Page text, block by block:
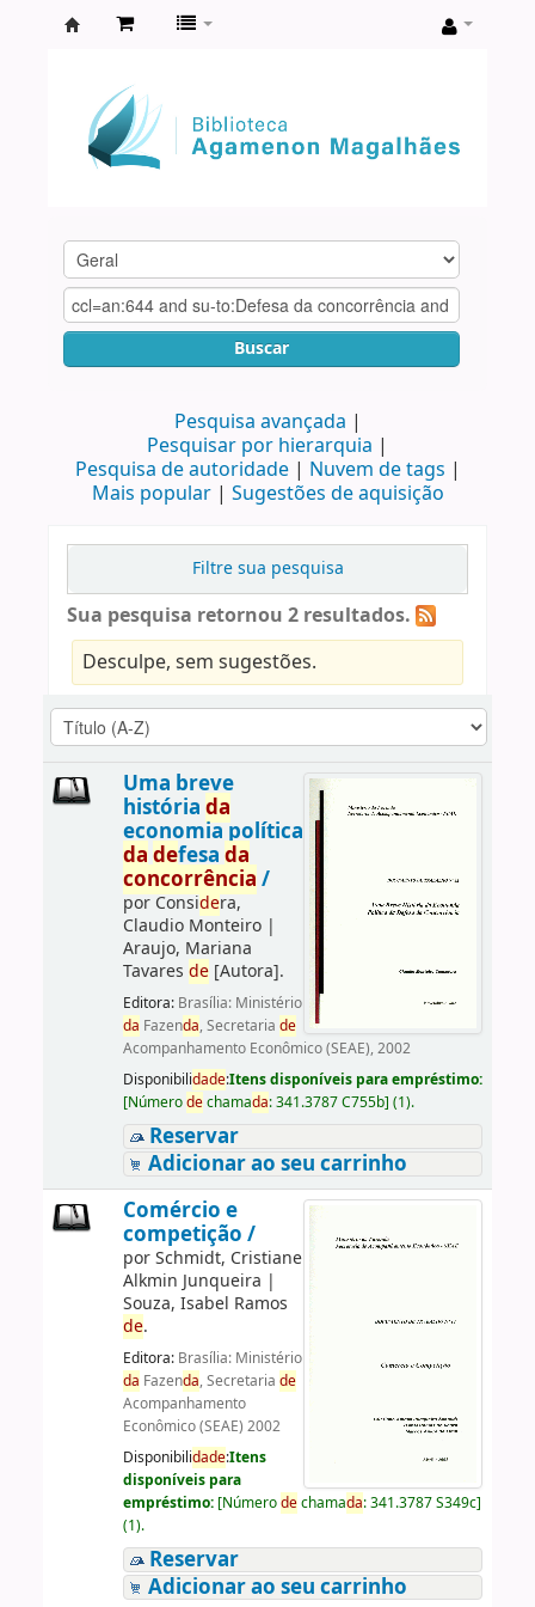
Agamenon
Magalhães
Buscar
Pesquisa avançada
Pesquisar por hierarquia
Pesquisa de autoridade
Nuvem de tags
Mais popular
Sugestões de aquisição
Filtre sua pesquisa
Sua pesquisa retornou 2 resultados.
Desculpe, sem sugestões.
Uma breve
história da
economia política
da defesa da
concorrência /
porConsidera,
Claudio Monteiro|
Araujo, Mariana
Tavares de[Autora].
Editora: Brasília: Ministério
da Fazenda, Secretaria de
Acompanhamento Econômico (SEAE), 2002
Disponibilidade:Itens disponíveis para empréstimo:
[Númerodechamada:341.3787 C755b] (1).
Reservar
Adicionar ao seu carrinho
Comércio e
competição /
porSchmidt, Cristiane
Alkmin Junqueira |
Souza, Isabel Ramos
de.
Editora: Brasília: Ministério
da Fazenda, Secretaria de
Acompanhamento
Econômico (SEAE) 2002
Disponibilidade:Itens
disponíveis para
empréstimo: [Númerodechamada:341.3787 S349c]
(1).
Reservar
Adicionar ao seu carrinho